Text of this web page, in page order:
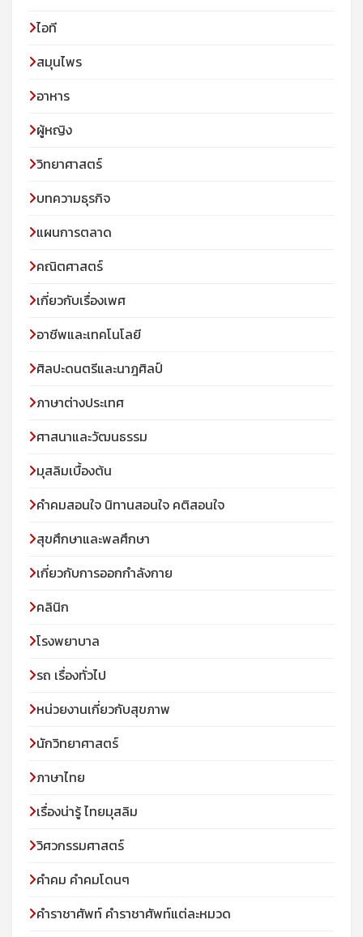
ไอที
สมุนไพร
อาหาร
ผู้หญิง
วิทยาศาสตร์
บทความธุรกิจ
แผนการตลาด
คณิตศาสตร์
เกี่ยวกับเรื่องเพศ
อาชีพและเทคโนโลยี
ศิลปะดนตรีและนาฎศิลป์
ภาษาต่างประเทศ
ศาสนาและวัฒนธรรม
มุสลิมเบื้องต้น
คําคมสอนใจ นิทานสอนใจ คติสอนใจ
สุขศึกษาและพลศึกษา
เกี่ยวกับการออกกำลังกาย
คลินิก
โรงพยาบาล
รถ เรื่องทั่วไป
หน่วยงานเกี่ยวกับสุขภาพ
นักวิทยาศาสตร์
ภาษาไทย
เรื่องน่ารู้ ไทยมุสลิม
วิศวกรรมศาสตร์
คำคม คำคมโดนๆ
คำราชาศัพท์ คำราชาศัพท์แต่ละหมวด